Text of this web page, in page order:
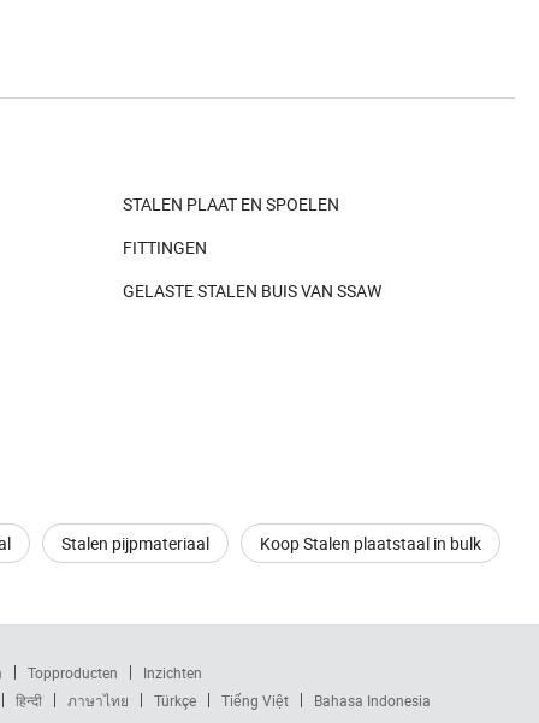
STALEN PLAAT EN SPOELEN
FITTINGEN
GELASTE STALEN BUIS VAN SSAW
Stalen pijpmateriaal
Koop Stalen plaatstaal in bulk
Topproducten
Inzichten
हिन्दी ภาษาไทย Türkçe Tiếng Việt Bahasa Indonesia